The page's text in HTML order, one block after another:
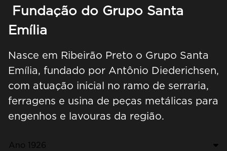
Fundação do Grupo Santa
Emília
Nasce em Ribeirão Preto o Grupo Santa
Emília, fundado por Antônio Diederichsen,
com atuação inicial no ramo de serraria,
ferragens e usina de peças metálicas para
engenhos e lavouras da região.
Ano 1926